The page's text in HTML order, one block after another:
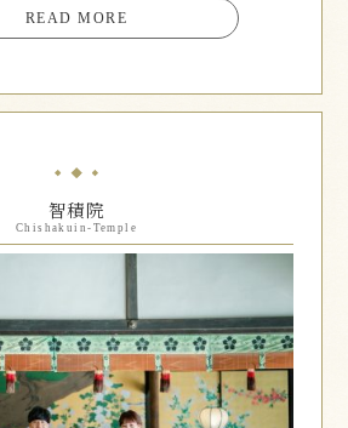
READ MORE
智積院
Chishakuin-Temple